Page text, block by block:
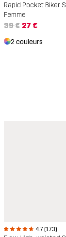
Rapid Pocket Biker
Femme
39 € 27 €
2 couleurs
4.7 (173)